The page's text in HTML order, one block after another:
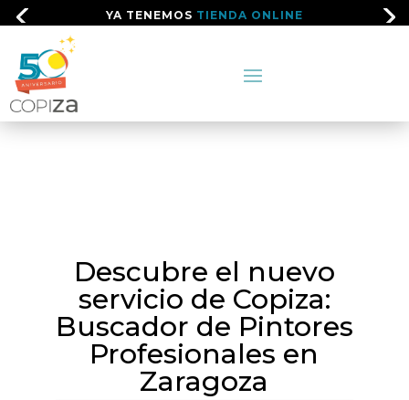
YA TENEMOS TIENDA ONLINE
Descubre el nuevo
servicio de Copiza:
Buscador de Pintores
Profesionales en
Zaragoza